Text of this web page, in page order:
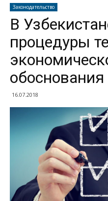
Законодательство
В
процедуры
обоснования
16.07.2018